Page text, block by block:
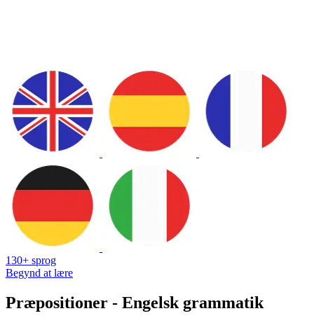
130+ sprog
Begynd at lære
Præpositioner - Engelsk grammatik